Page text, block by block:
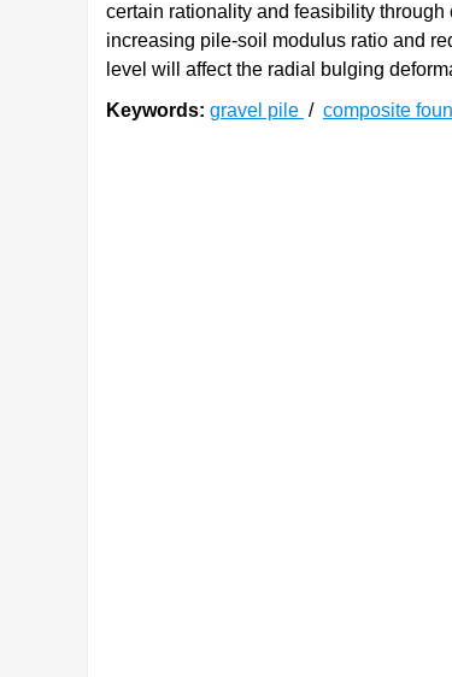
certain rationality and feasibility
increasing pile-soil modulus ratio and
level will affect the radial bulging
Keywords: gravel pile / composite